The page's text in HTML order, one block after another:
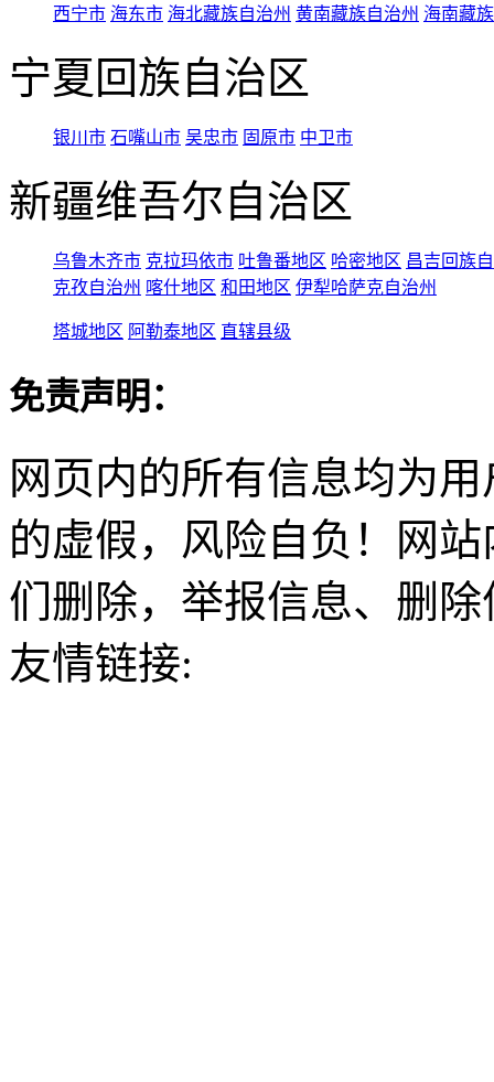
西宁市 海东市 海北藏族自治州 黄南藏族自治州 海南藏
宁夏回族自治区
银川市 石嘴山市 吴忠市 固原市 中卫市
新疆维吾尔自治区
乌鲁木齐市 克拉玛依市 吐鲁番地区 哈密地区 昌吉回族
克孜自治州 喀什地区 和田地区 伊犁哈萨克自治州
塔城地区 阿勒泰地区 直辖县级
免责声明：
网页内的所有信息均为
的虚假，风险自负！网
们删除，举报信息、删
友情链接: